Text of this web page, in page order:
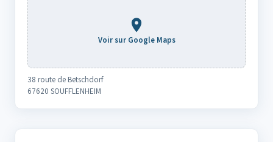
Voir sur Google Maps
38 route de Betschdorf
67620 SOUFFLENHEIM